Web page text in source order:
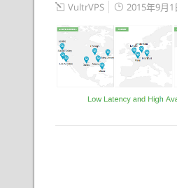
VultrVPS 2015年9月1